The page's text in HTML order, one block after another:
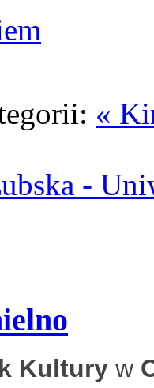
«
-
Kultury w